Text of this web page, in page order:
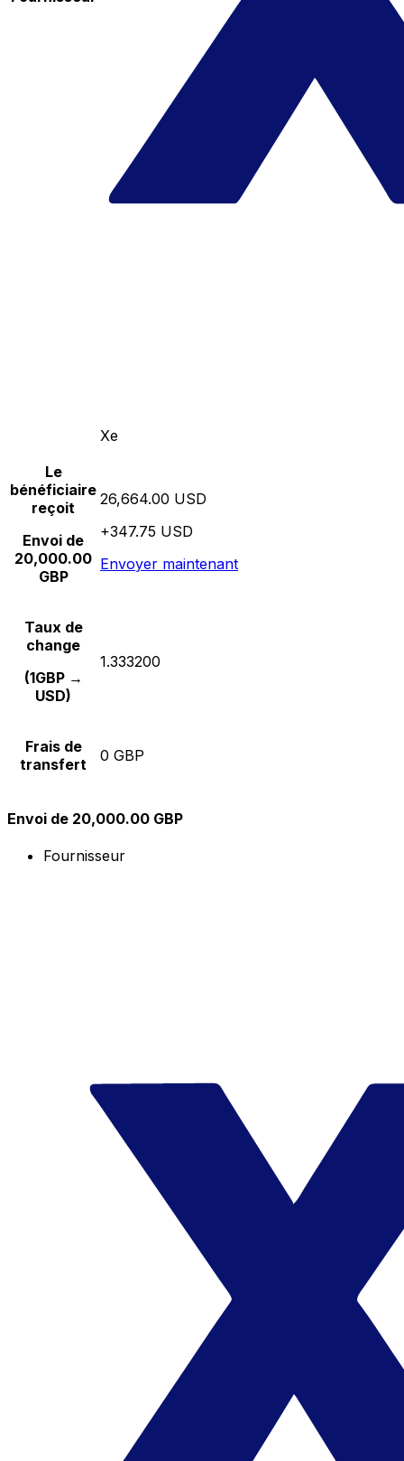
Xe
Le
bénéficiaire
reçoit
Envoi de
20,000.00
GBP
26,664.00 USD
+347.75 USD
Envoyer maintenant
Taux de
change
(1GBP →
USD)
1.333200
Frais de
transfert
0 GBP
Envoi de 20,000.00 GBP
Fournisseur